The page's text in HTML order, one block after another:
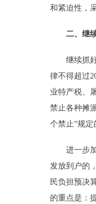
和紧迫性，
二、继
继续抓好“
律不得超过
业特产税、
禁止各种摊
个禁止”规定
进一步加
发放到户的
民负担预决
的重点是：